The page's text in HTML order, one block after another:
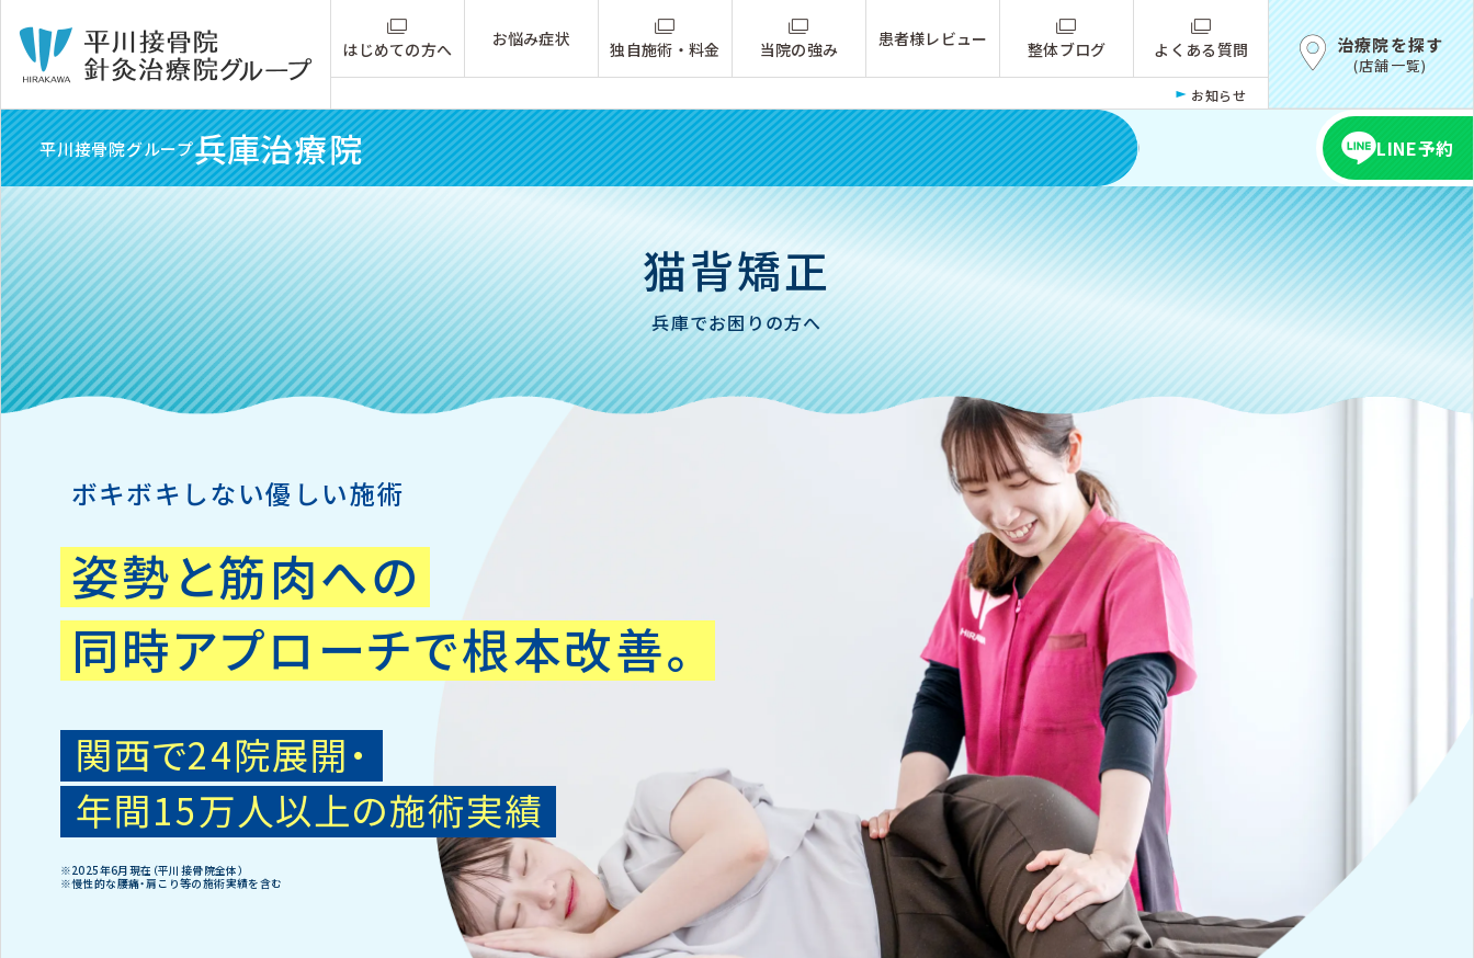
はじめての方へ お悩み症状 独自施術・料金 当院の強み 患者様レビュー 整体ブログ よくある質問
お知らせ
治療院を探す
(店舗一覧)
平川接骨院グループ兵庫治療院 LINE予約
猫背矯正
兵庫でお困りの方へ
ボキボキしない優しい施術
姿勢と筋肉への
同時アプローチで根本改善。
関西で24院展開・
年間15万人以上の施術実績
※2025年6月現在（平川接骨院全体）
※慢性的な腰痛・肩こり等の施術実績を含む